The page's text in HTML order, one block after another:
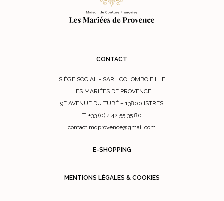
CONTACT
SIÈGE SOCIAL - SARL COLOMBO FILLE
LES MARIÉES DE PROVENCE
9F AVENUE DU TUBÉ – 13800 ISTRES
T. +33 (0) 4.42.55.35.80
contact.mdprovence@gmail.com
E-SHOPPING
MENTIONS LÉGALES & COOKIES